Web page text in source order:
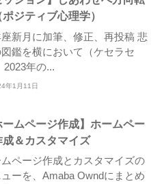
ジティブ心理学）
新月に加筆、修正、再投稿 悲
鑑を横において（ケセラセ
2023年の...
年1月11日
ームページ作成】ホームペー
成＆カスタマイズ
ページ作成とカスタマイズの
ューを、Amaba Owndにまとめ